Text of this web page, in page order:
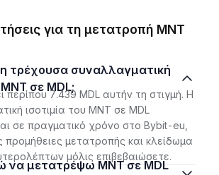
για τη μετατροπή MNT
σε MDL;
περίπου 7.439 MDL αυτήν τη στιγμή. Η
ισοτιμία του MNT σε MDL
σε πραγματικό χρόνο στο Bybit-eu,
προμήθειες μετατροπής και κλείδωμα
μόλις επιβεβαιώσετε.